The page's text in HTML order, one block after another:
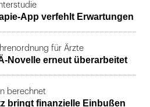
App verfehlt Erwartungen
für Ärzte
Novelle erneut überarbeitet
berechnet
bringt finanzielle Einbußen